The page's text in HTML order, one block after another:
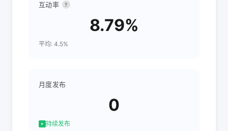
互动率 ?
8.79%
平均: 4.5%
月度发布
0
持续发布